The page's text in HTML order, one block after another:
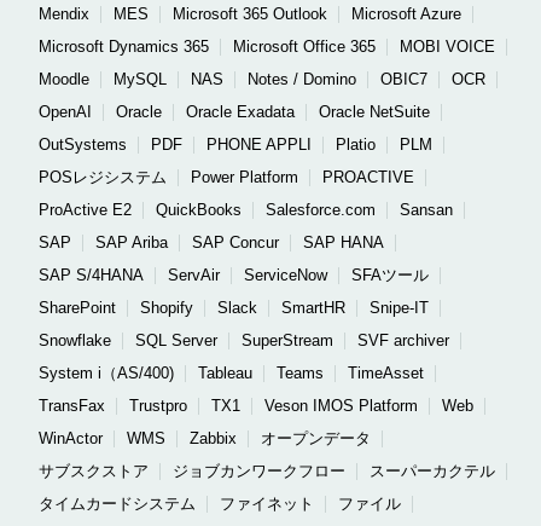
Mendix
MES Microsoft 365 Outlook
Microsoft Azure
Microsoft Dynamics 365
Microsoft Office 365
MOBI VOICE
Moodle
MySQL NAS Notes / Domino OBIC7
OCR
OpenAI
Oracle Oracle Exadata
Oracle NetSuite
OutSystems
PDF PHONE APPLI Platio
PLM
POSレジシステム
Power Platform
PROACTIVE
ProActive E2
QuickBooks Salesforce.com
Sansan
SAP
SAP Ariba SAP Concur
SAP HANA
SAP S/4HANA
ServAir ServiceNow
SFAツール
SharePoint
Shopify Slack SmartHR
Snipe-IT
Snowflake
SQL Server SuperStream
SVF archiver
System i（AS/400)
Tableau Teams
TimeAsset
TransFax
Trustpro TX1 Veson IMOS Platform
Web
WinActor
WMS Zabbix
オープンデータ
サブスクストア
ジョブカンワークフロー
スーパーカクテル
タイムカードシステム
ファイネット
ファイル